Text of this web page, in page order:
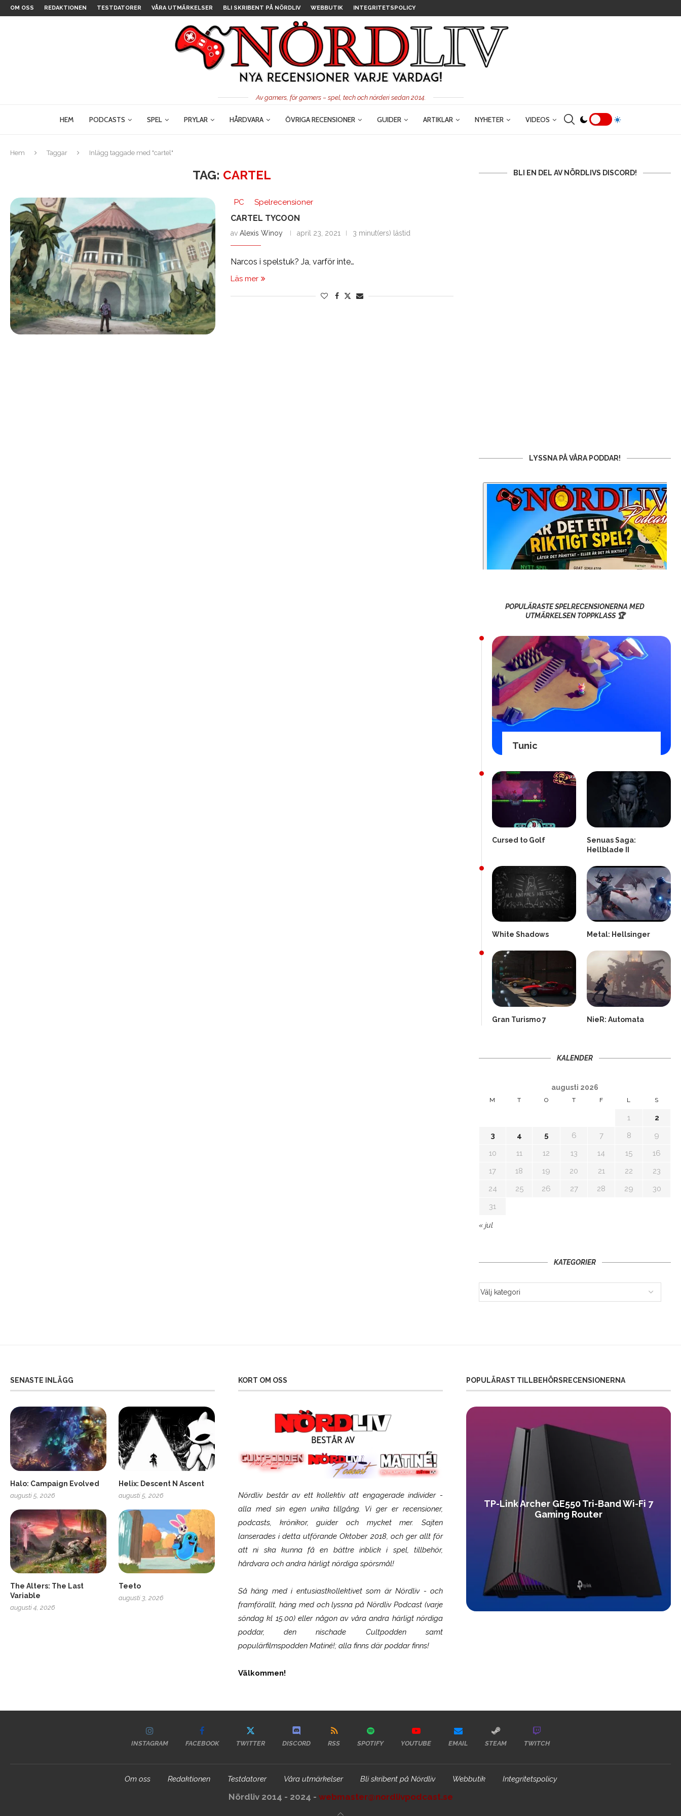
OM OSS REDAKTIONEN TESTDATORER VÅRA UTMÄRKELSER BLI SKRIBENT PÅ NÖRDLIV WEBBUTIK INTEGRITETSPOLICY
Av gamers, för gamers – spel, tech och nörderi sedan 2014.
HEM PODCASTS SPEL PRYLAR HÅRDVARA ÖVRIGA RECENSIONER GUIDER ARTIKLAR NYHETER VIDEOS
Hem Taggar Inlägg taggade med "cartel"
TAG: CARTEL
PC Spelrecensioner
CARTEL TYCOON
av Alexis Winoy april 23, 2021 3 minut(ers) lästid
Narcos i spelstuk? Ja, varför inte…
Läs mer
BLI EN DEL AV NÖRDLIVS DISCORD!
LYSSNA PÅ VÅRA PODDAR!
POPULÄRASTE SPELRECENSIONERNA MED
UTMÄRKELSEN TOPPKLASS 🏆
Tunic
Cursed to Golf
Senuas Saga:
Hellblade II
White Shadows Metal: Hellsinger
Gran Turismo 7 NieR: Automata
KALENDER
augusti 2026
M T O T F L S
1
2
3
4 5 6 7 8
9
10
11 12 13 14 15
16
17
18 19 20 21 22
23
24
25 26 27 28 29
30
31
« jul
KATEGORIER
SENASTE INLÄGG
Halo: Campaign Evolved
augusti 5, 2026
Helix: Descent N Ascent
augusti 5, 2026
The Alters: The Last
Variable
augusti 4, 2026
Teeto
augusti 3, 2026
KORT OM OSS
Nördliv består av ett kollektiv att engagerade individer -
alla med sin egen unika tillgång. Vi ger er recensioner,
podcasts, krönikor, guider och mycket mer. Sajten
lanserades i detta utförande Oktober 2018, och ger allt för
att ni ska kunna få en bättre inblick i spel, tillbehör,
hårdvara och andra härligt nördiga spörsmål!
Så häng med i entusiastkollektivet som ärNördliv- och
framförallt, häng med och lyssna på Nördliv Podcast (varje
söndag kl 15.00) eller någon av våra andra härligt nördiga
poddar, den nischade Cultpodden samt
populärfilmspodden Matiné!; alla finns där poddar finns!
Välkommen!
POPULÄRAST TILLBEHÖRSRECENSIONERNA
SCUF Gaming Omega Logitech G316 X 98
TP-Link Archer GE550 Tri-Band Wi-Fi 7
Gaming Router
INSTAGRAM FACEBOOK TWITTER DISCORD RSS SPOTIFY YOUTUBE EMAIL STEAM TWITCH
Om oss Redaktionen Testdatorer Våra utmärkelser Bli skribent på Nördliv Webbutik Integritetspolicy
Nördliv 2014 - 2024 - webmaster@nordlivpodcast.se